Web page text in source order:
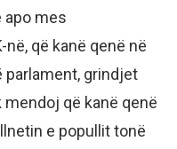
apo mes
që kanë qenë në
parlament, grindjet
që kanë qenë
e popullit tonë